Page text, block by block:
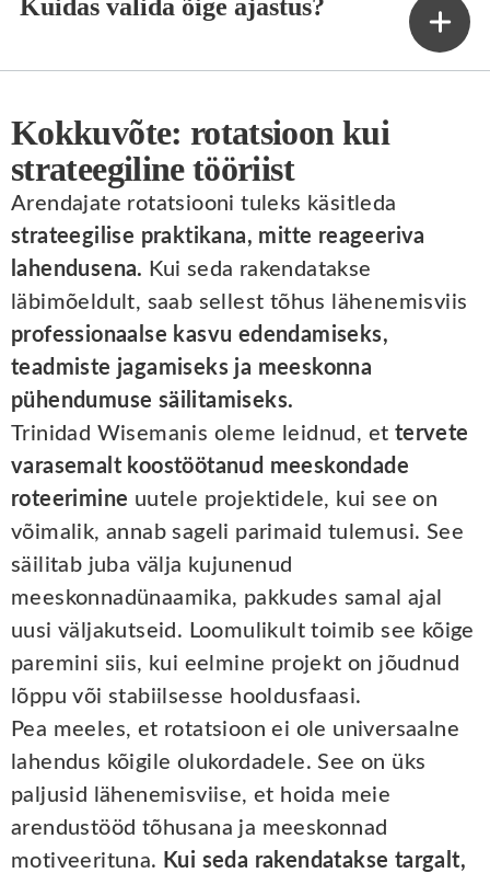
Kuidas valida õige ajastus?
Kokkuvõte: rotatsioon kui
strateegiline tööriist
Arendajate rotatsiooni tuleks käsitleda
strateegilise praktikana, mitte reageeriva
lahendusena. Kui seda rakendatakse
läbimõeldult, saab sellest tõhus lähenemisviis
professionaalse kasvu edendamiseks,
teadmiste jagamiseks ja meeskonna
pühendumuse säilitamiseks.
Trinidad Wisemanis oleme leidnud, et tervete
varasemalt koostöötanud meeskondade
roteerimine uutele projektidele, kui see on
võimalik, annab sageli parimaid tulemusi. See
säilitab juba välja kujunenud
meeskonnadünaamika, pakkudes samal ajal
uusi väljakutseid. Loomulikult toimib see kõige
paremini siis, kui eelmine projekt on jõudnud
lõppu või stabiilsesse hooldusfaasi.
Pea meeles, et rotatsioon ei ole universaalne
lahendus kõigile olukordadele. See on üks
paljusid lähenemisviise, et hoida meie
arendustööd tõhusana ja meeskonnad
motiveerituna. Kui seda rakendatakse targalt,